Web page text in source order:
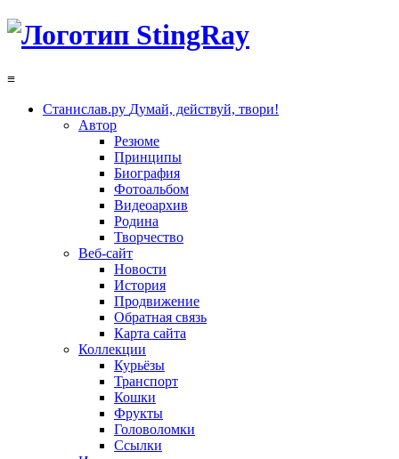
≡
Станислав.ру Думай, действуй, твори!
Автор
Резюме
Принципы
Биография
Фотоальбом
Видеоархив
Родина
Творчество
Веб-сайт
Новости
История
Продвижение
Обратная связь
Карта сайта
Коллекции
Курьёзы
Транспорт
Кошки
Фрукты
Головоломки
Ссылки